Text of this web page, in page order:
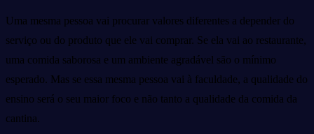
Uma mesma pessoa vai procurar valores diferentes a depender do
serviço ou do produto que ele vai comprar. Se ela vai ao restaurante,
uma comida saborosa e um ambiente agradável são o mínimo
esperado. Mas se essa mesma pessoa vai à faculdade, a qualidade do
ensino será o seu maior foco e não tanto a qualidade da comida da
cantina.